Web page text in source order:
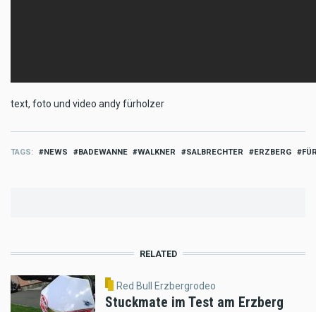
text, foto und video andy fürholzer
TAGS NEWS BADEWANNE WALKNER SALBRECHTER ERZBERG
RELATED
Red Bull Erzbergrodeo
Stuckmate im Test am Erzberg